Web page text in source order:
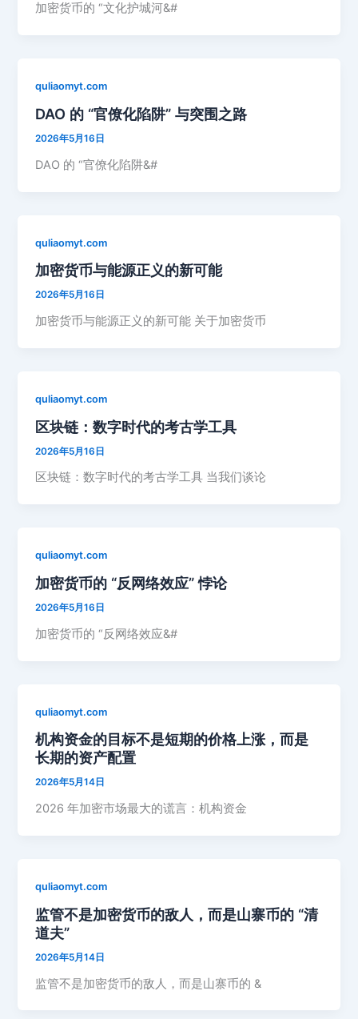
加密货币的 “文化护城河&#
quliaomyt.com
DAO 的 “官僚化陷阱” 与突围之路
2026年5月16日
DAO 的 “官僚化陷阱&#
quliaomyt.com
加密货币与能源正义的新可能
2026年5月16日
加密货币与能源正义的新可能 关于加密货币
quliaomyt.com
区块链：数字时代的考古学工具
2026年5月16日
区块链：数字时代的考古学工具 当我们谈论
quliaomyt.com
加密货币的 “反网络效应” 悖论
2026年5月16日
加密货币的 “反网络效应&#
quliaomyt.com
机构资金的目标不是短期的价格上涨，而是
长期的资产配置
2026年5月14日
2026 年加密市场最大的谎言：机构资金
quliaomyt.com
监管不是加密货币的敌人，而是山寨币的 “清
道夫”
2026年5月14日
监管不是加密货币的敌人，而是山寨币的 &